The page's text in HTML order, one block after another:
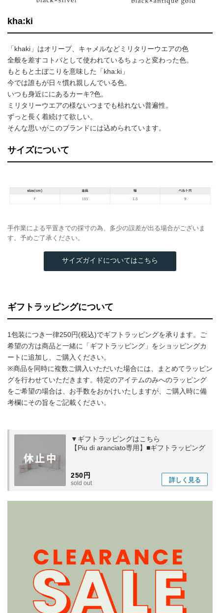
kha:ki
「khaki」はオリーブ、キャメルなどミリタリーウエアの色
全般を差すコトバとして使われているちょっと変わった色。
もともと土ぼこりを意味した「kha:ki」
今では誰もが日々慣れ親しんでいる色。
いつも身近ににあるカーキ?色。
ミリタリーウエアの様ないつまでも枯れない普遍性。
ずっと長く着続けて欲しい。
そんな思いがこのブランドには込められています。
サイズについて
手作業による平置きでの採寸の為、多少の誤差が出る場合がございま
す。予めご了承ください。
サイズガイドについてはこちら
ギフトラッピングについて
1包装につき一律250円(税込)でギフトラッピングを承ります。ご
希望の方は商品と一緒に「ギフトラッピング」をショッピングカ
ートに追加し、ご購入ください。
※商品を同時に複数ご購入いただいた場合には、まとめてラッピン
グを行わせていただきます。特定のアイテムのみへのラッピング
をご希望の場合は、お手数をおかけいたしますが、ご購入時に備
考欄にその旨をご記載ください。
▼ギフトラッピングはこちら
【Piu di aranciato専用】■ギフトラッピング
250円
sold out 詳しく 見る